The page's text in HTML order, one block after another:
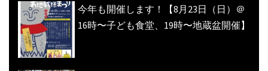
今年も開催します！【8月23日（日）＠
16時〜子ども食堂、19時〜地蔵盆開催】